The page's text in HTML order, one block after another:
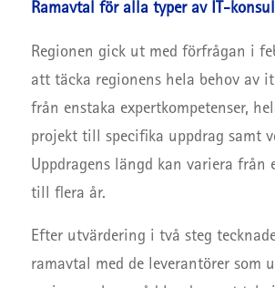
Ramavtal för alla typer av IT-
Regionen gick ut med förfrågan i
att täcka regionens hela behov av
från enstaka expertkompetenser,
projekt till specifika uppdrag samt
Uppdragens längd kan variera från
till flera år.
Efter utvärdering i två steg
ramavtal med de leverantörer som